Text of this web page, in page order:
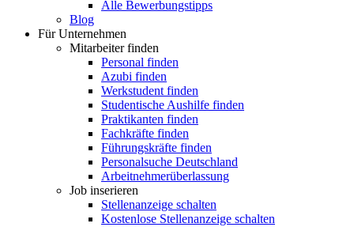
Alle Bewerbungstipps
Blog
Für Unternehmen
Mitarbeiter finden
Personal finden
Azubi finden
Werkstudent finden
Studentische Aushilfe finden
Praktikanten finden
Fachkräfte finden
Führungskräfte finden
Personalsuche Deutschland
Arbeitnehmerüberlassung
Job inserieren
Stellenanzeige schalten
Kostenlose Stellenanzeige schalten